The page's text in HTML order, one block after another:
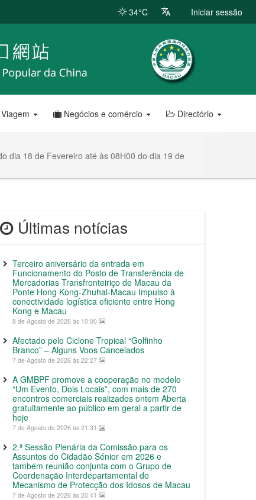
34°C Iniciar sessão
Viagem Negócios e comércio Directório
dia 18 de Fevereiro até às 08H00 do dia 19 de
Últimas notícias
Terceiro aniversário da entrada em
Funcionamento do Posto de Transferência de
Mercadorias Transfronteiriço de Macau da
Ponte Hong Kong-Zhuhai-Macau Impulso à
conectividade logística eficiente entre Hong
Kong e Macau
8 de Agosto de 2026 às 10:00
Afectado pelo Ciclone Tropical “Golfinho
Branco” – Alguns Voos Cancelados
7 de Agosto de 2026 às 22:27
A GMBPF promove a cooperação no modelo
“Um Evento, Dois Locais”, com mais de 270
encontros comerciais realizados ontem Aberta
gratuitamente ao público em geral a partir de
hoje
7 de Agosto de 2026 às 21:31
2.ª Sessão Plenária da Comissão para os
Assuntos do Cidadão Sénior em 2026 e
também reunião conjunta com o Grupo de
Coordenação Interdepartamental do
Mecanismo de Protecção dos Idosos de Macau
7 de Agosto de 2026 às 20:41